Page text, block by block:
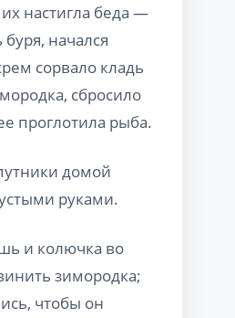
настигла беда —
буря, начался
сорвало кладь
сбросило
проглотила рыба.
домой
руками.
и колючка во
зимородка;
чтобы он